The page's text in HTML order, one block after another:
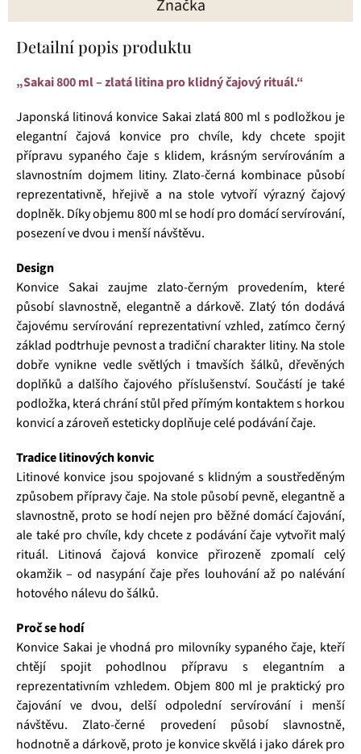
Značka
Detailní popis produktu
„Sakai 800 ml – zlatá litina pro klidný čajový rituál.“
Japonská litinová konvice Sakai zlatá 800 ml s podložkou je
elegantní čajová konvice pro chvíle, kdy chcete spojit
přípravu sypaného čaje s klidem, krásným servírováním a
slavnostním dojmem litiny. Zlato-černá kombinace působí
reprezentativně, hřejivě a na stole vytvoří výrazný čajový
doplněk. Díky objemu 800 ml se hodí pro domácí servírování,
posezení ve dvou i menší návštěvu.
Design
Konvice Sakai zaujme zlato-černým provedením, které
působí slavnostně, elegantně a dárkově. Zlatý tón dodává
čajovému servírování reprezentativní vzhled, zatímco černý
základ podtrhuje pevnost a tradiční charakter litiny. Na stole
dobře vynikne vedle světlých i tmavších šálků, dřevěných
doplňků a dalšího čajového příslušenství. Součástí je také
podložka, která chrání stůl před přímým kontaktem s horkou
konvicí a zároveň esteticky doplňuje celé podávání čaje.
Tradice litinových konvic
Litinové konvice jsou spojované s klidným a soustředěným
způsobem přípravy čaje. Na stole působí pevně, elegantně a
slavnostně, proto se hodí nejen pro běžné domácí čajování,
ale také pro chvíle, kdy chcete z podávání čaje vytvořit malý
rituál. Litinová čajová konvice přirozeně zpomalí celý
okamžik – od nasypání čaje přes louhování až po nalévání
hotového nálevu do šálků.
Proč se hodí
Konvice Sakai je vhodná pro milovníky sypaného čaje, kteří
chtějí spojit pohodlnou přípravu s elegantním a
reprezentativním vzhledem. Objem 800 ml je praktický pro
čajování ve dvou, delší odpolední servírování i menší
návštěvu. Zlato-černé provedení působí slavnostně,
hodnotně a dárkově, proto je konvice skvělá i jako dárek pro